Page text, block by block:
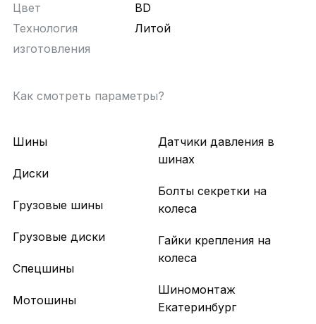
Цвет
BD
Технология
изготовления
Литой
Как смотреть параметры?
Шины
Диски
Грузовые шины
Грузовые диски
Спецшины
Мотошины
Датчики давления в
шинах
Болты секретки на
колеса
Гайки крепления на
колеса
Шиномонтаж
Екатеринбург